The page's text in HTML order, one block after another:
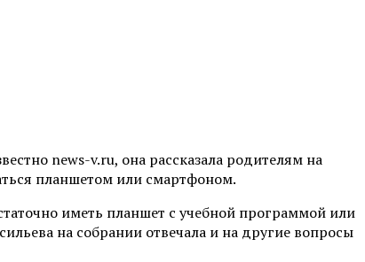
news-v.ru, она рассказала родителям на
планшетом или смартфоном.
иметь планшет с учебной программой или
на собрании отвечала и на другие вопросы